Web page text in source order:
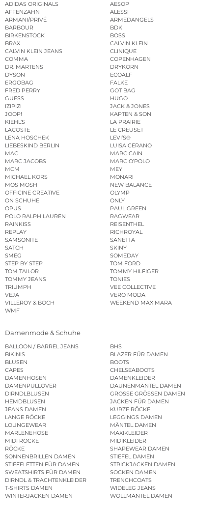
ADIDAS ORIGINALS
AESOP
AFFENZAHN
ALESSI
ARMANI/PRIVÉ
ARMEDANGELS
BARBOUR
BDK
BIRKENSTOCK
BOSS
BRAX
CALVIN KLEIN
CALVIN KLEIN JEANS
CLINIQUE
COMMA
COPENHAGEN
DR. MARTENS
DRYKORN
DYSON
ECOALF
ERGOBAG
FALKE
FRED PERRY
GOT BAG
GUESS
HUGO
IZIPIZI
JACK & JONES
JOOP!
KAPTEN & SON
KIEHL’S
LA PRAIRIE
LACOSTE
LE CREUSET
LENA HOSCHEK
LEVI’S®
LIEBESKIND BERLIN
LUISA CERANO
MAC
MARC CAIN
MARC JACOBS
MARC O’POLO
MCM
MEY
MICHAEL KORS
MONARI
MOS MOSH
NEW BALANCE
OFFICINE CREATIVE
OLYMP
ON SCHUHE
ONLY
OPUS
PAUL GREEN
POLO RALPH LAUREN
RAGWEAR
RAINKISS
REISENTHEL
REPLAY
RICHROYAL
SAMSONITE
SANETTA
SATCH
SKINY
SMEG
SOMEDAY
STEP BY STEP
TOM FORD
TOM TAILOR
TOMMY HILFIGER
TOMMY JEANS
TONIES
TRIUMPH
VEE COLLECTIVE
VEJA
VERO MODA
VILLEROY & BOCH
WEEKEND MAX MARA
WMF
Damenmode & Schuhe
BALLOON / BARREL JEANS
BHS
BIKINIS
BLAZER FÜR DAMEN
BLUSEN
BOOTS
CAPES
CHELSEABOOTS
DAMENHOSEN
DAMENKLEIDER
DAMENPULLOVER
DAUNENMÄNTEL DAMEN
DIRNDLBLUSEN
GROSSE GRÖSSEN DAMEN
HEMDBLUSEN
JACKEN FÜR DAMEN
JEANS DAMEN
KURZE RÖCKE
LANGE RÖCKE
LEGGINGS DAMEN
LOUNGEWEAR
MÄNTEL DAMEN
MARLENEHOSE
MAXIKLEIDER
MIDI RÖCKE
MIDIKLEIDER
RÖCKE
SHAPEWEAR DAMEN
SONNENBRILLEN DAMEN
STIEFEL DAMEN
STIEFELETTEN FÜR DAMEN
STRICKJACKEN DAMEN
SWEATSHIRTS FÜR DAMEN
SOCKEN DAMEN
DIRNDL & TRACHTENKLEIDER
TRENCHCOATS
T-SHIRTS DAMEN
WIDELEG JEANS
WINTERJACKEN DAMEN
WOLLMÄNTEL DAMEN